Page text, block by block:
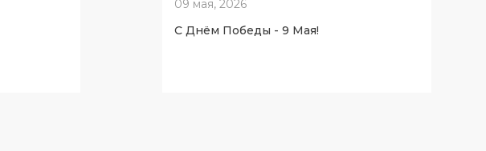
09 мая, 2026
С Днём Победы - 9 Мая!